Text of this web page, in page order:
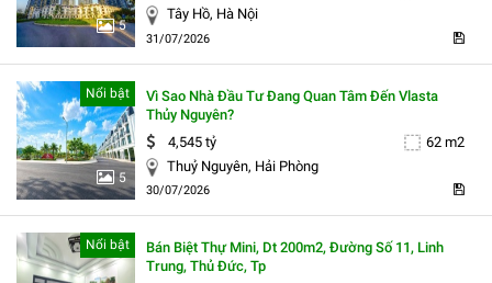
5
Tây Hồ, Hà Nội
31/07/2026
5
Nổi bật
Vì Sao Nhà Đầu Tư Đang Quan Tâm Đến Vlasta
Thủy Nguyên?
4,545 tỷ
62 m2
Thuỷ Nguyên, Hải Phòng
30/07/2026
Nổi bật
Bán Biệt Thự Mini, Dt 200m2, Đường Số 11, Linh
Trung, Thủ Đức, Tp